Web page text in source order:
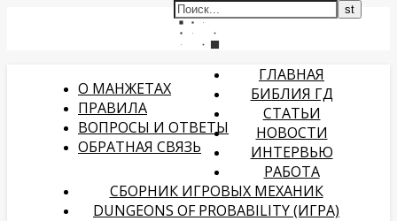
О МАНЖЕТАХ
ПРАВИЛА
ВОПРОСЫ И ОТВЕТЫ
ОБРАТНАЯ СВЯЗЬ
ГЛАВНАЯ
БИБЛИЯ ГД
СТАТЬИ
НОВОСТИ
ИНТЕРВЬЮ
РАБОТА
СБОРНИК ИГРОВЫХ МЕХАНИК
DUNGEONS OF PROBABILITY (ИГРА)